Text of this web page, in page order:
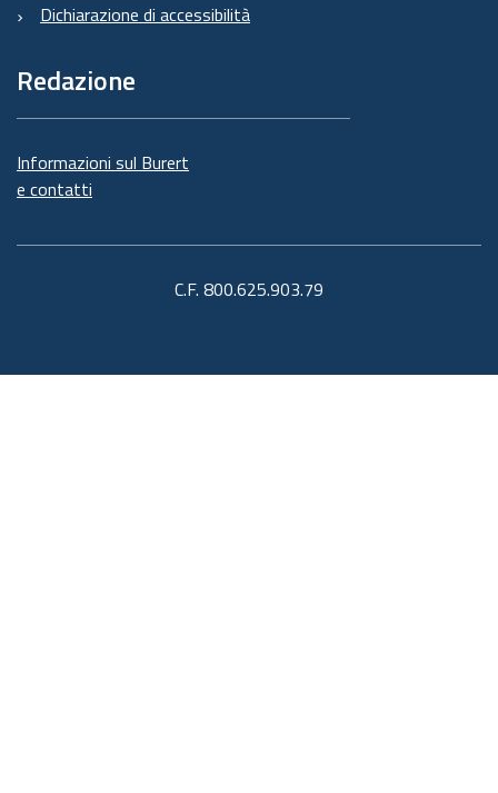
Dichiarazione di accessibilità
Redazione
Informazioni sul Burert
e contatti
C.F. 800.625.903.79